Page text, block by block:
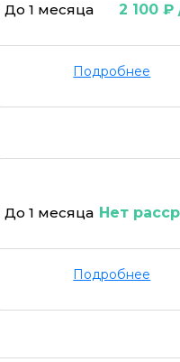
До 1 месяца 2 100 ₽
Подробнее
До 1 месяца Нет
Подробнее